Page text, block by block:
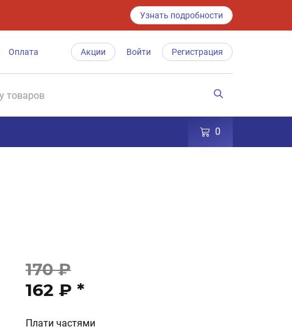
Узнать подробности
Оплата Акции Войти Регистрация
0
170 ₽
162 ₽ *
Плати частями